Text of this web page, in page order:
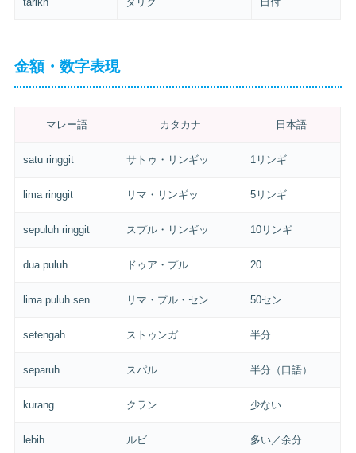
金額・数字表現
マレー語 カタカナ 日本語
satu ringgit サトゥ・リンギッ 1リンギ
lima ringgit リマ・リンギッ 5リンギ
sepuluh ringgit スプル・リンギッ 10リンギ
dua puluh ドゥア・プル 20
lima puluh sen リマ・プル・セン 50セン
setengah ストゥンガ 半分
separuh スパル 半分（口語）
kurang クラン 少ない
lebih ルビ 多い／余分